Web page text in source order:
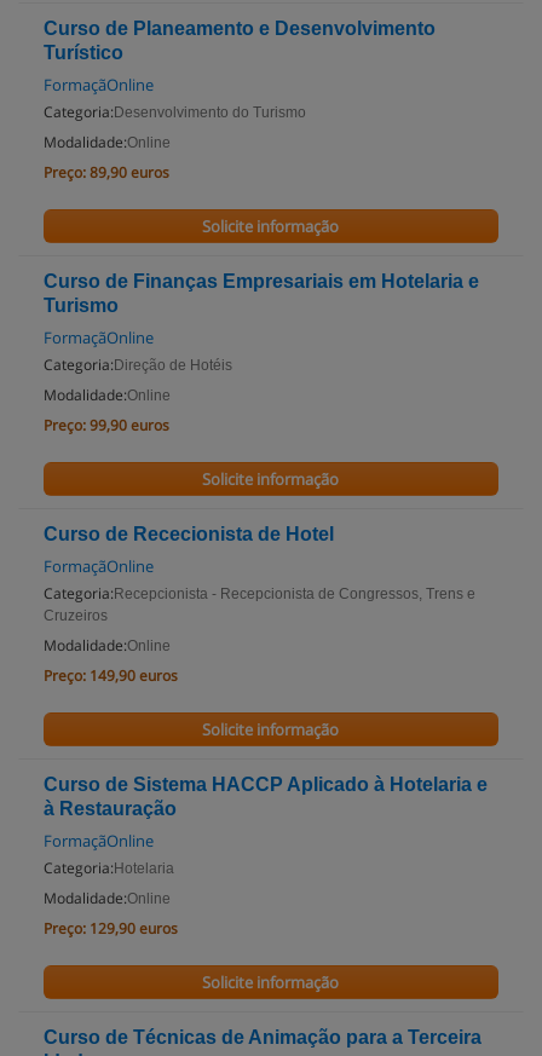
Curso de Planeamento e Desenvolvimento
Turístico
FormaçãOnline
Categoria: Desenvolvimento do Turismo
Modalidade:Online
Preço:89,90 euros
Solicite informação
Curso de Finanças Empresariais em Hotelaria e
Turismo
FormaçãOnline
Categoria: Direção de Hotéis
Modalidade:Online
Preço:99,90 euros
Solicite informação
Curso de Rececionista de Hotel
FormaçãOnline
Categoria: Recepcionista - Recepcionista de Congressos, Trens e
Cruzeiros
Modalidade:Online
Preço: 149,90 euros
Solicite informação
Curso de Sistema HACCP Aplicado à Hotelaria e
à Restauração
FormaçãOnline
Categoria: Hotelaria
Modalidade:Online
Preço: 129,90 euros
Solicite informação
Curso de Técnicas de Animação para a Terceira